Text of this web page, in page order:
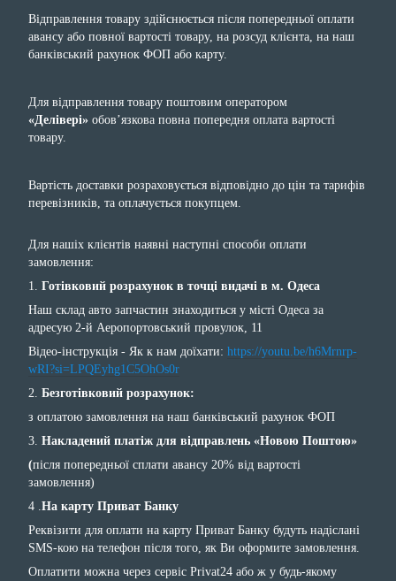
Відправлення товару здійснюється після попередньої оплати
авансу або повної вартості товару, на розсуд клієнта, на наш
банківський рахунок ФОП або карту.
Для відправлення товару поштовим оператором
«Делівері» обов’язкова повна попередня оплата вартості
товару.
Вартість доставки розраховується відповідно до цін та тарифів
перевізників, та оплачується покупцем.
Для нашіх клієнтів наявні наступні способи оплати
замовлення:
1. Готівковий розрахунок в точці видачі в м. Одеса
Наш склад авто запчастин знаходиться у місті Одеса за
адресую 2-й Аеропортовський провулок, 11
Відео-інструкція - Як к нам доїхати: https://youtu.be/h6Mrnrp-
wRI?si=LPQEyhg1C5OhOs0r
2. Безготівковий розрахунок:
з оплатою замовлення на наш банківський рахунок ФОП
3. Накладений платіж для відправлень «Новою Поштою»
(після попередньої сплати авансу 20% від вартості
замовлення)
4 . На карту Приват Банку
Реквізити для оплати на карту Приват Банку будуть надіслані
SMS-кою на телефон після того, як Ви оформите замовлення.
Оплатити можна через сервіс Privat24 або ж у будь-якому